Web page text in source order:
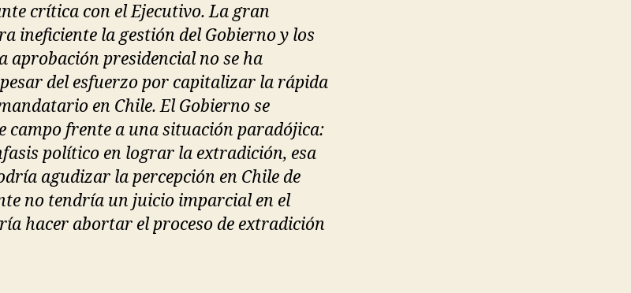
crítica con el Ejecutivo. La gran
ineficiente la gestión del Gobierno y los
aprobación presidencial no se ha
del esfuerzo por capitalizar la rápida
en Chile. El Gobierno se
campo frente a una situación paradójica:
político en lograr la extradición, esa
agudizar la percepción en Chile de
no tendría un juicio imparcial en el
hacer abortar el proceso de extradición